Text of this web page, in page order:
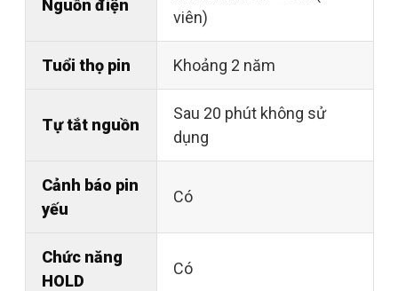
Nguồn điện
viên)
Tuổi thọ pin Khoảng 2 năm
Tự tắt nguồn
Sau 20 phút không sử
dụng
Cảnh báo pin
yếu
Có
Chức năng
HOLD
Có